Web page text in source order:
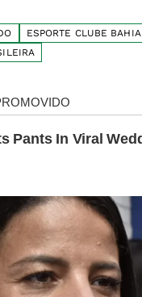
ESPORTE CLUBE BAHIA